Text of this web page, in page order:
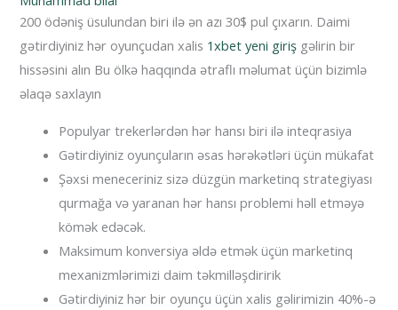
200 ödəniş üsulundan biri ilə ən azı 30$ pul çıxarın. Daimi
gətirdiyiniz hər oyunçudan xalis 1xbet yeni giriş gəlirin bir
hissəsini alın Bu ölkə haqqında ətraflı məlumat üçün bizimlə
əlaqə saxlayın
Populyar trekerlərdən hər hansı biri ilə inteqrasiya
Gətirdiyiniz oyunçuların əsas hərəkətləri üçün mükafat
Şəxsi meneceriniz sizə düzgün marketinq strategiyası
qurmağa və yaranan hər hansı problemi həll etməyə
kömək edəcək.
Maksimum konversiya əldə etmək üçün marketinq
mexanizmlərimizi daim təkmilləşdiririk
Gətirdiyiniz hər bir oyunçu üçün xalis gəlirimizin 40%-ə